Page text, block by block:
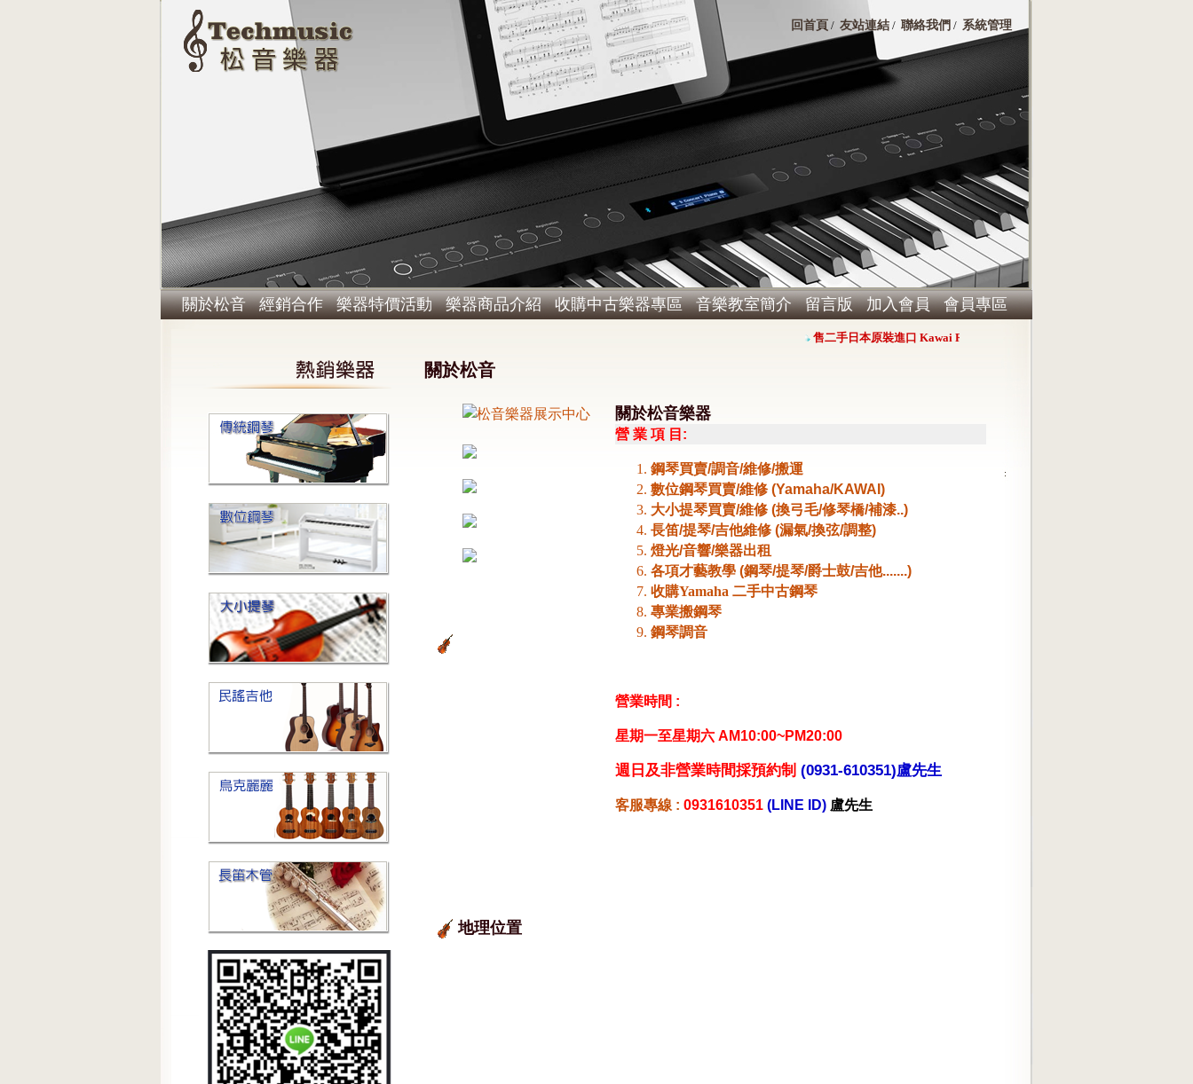
回首頁 / 友站連結 / 聯絡我們 / 系統管理
關於松音 經銷合作 樂器特價活動 樂器商品介紹 收購中古樂器專區 音樂教室簡介 留言版 加入會員 會員專區
售二手日本原裝進口 Kawai RX-3演奏平台鋼琴，心動價 $360000
關於松音
關於松音樂器
營 業 項 目:
鋼琴買賣/調音/維修/搬運
數位鋼琴買賣/維修 (Yamaha/KAWAI)
大小提琴買賣/維修 (換弓毛/修琴橋/補漆..)
長笛/提琴/吉他維修 (漏氣/換弦/調整)
燈光/音響/樂器出租
各項才藝教學 (鋼琴/提琴/爵士鼓/吉他.......)
收購Yamaha 二手中古鋼琴
專業搬鋼琴
鋼琴調音
營業時間 :
星期一至星期六 AM10:00~PM20:00
週日及非營業時間採預約制 (0931-610351)盧先生
客服專線 : 0931610351 (LINE ID) 盧先生
地理位置